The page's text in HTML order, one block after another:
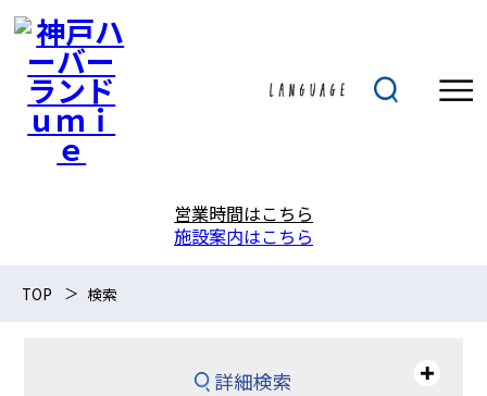
営業時間はこちら
施設案内はこちら
TOP 検索
詳細検索